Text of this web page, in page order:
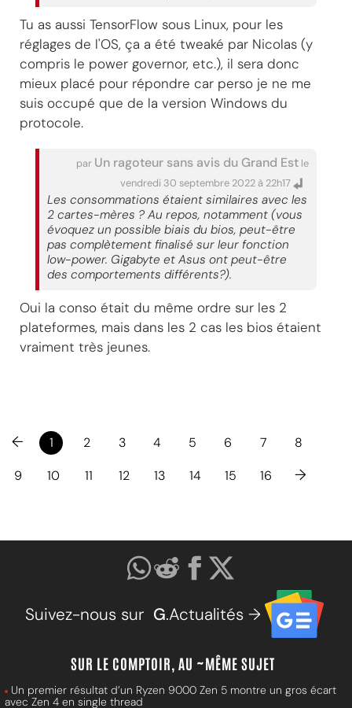
Tu as aussi TensorFlow sous Linux, pour les
réglages de l'OS, ça a été tweaké par Nicolas (y
compris le power governor, etc.), il sera donc
mieux placé pour répondre car perso je ne me
suis occupé que de la version Windows du
protocole.
par Un ragoteur sans avis du Grand Est le
vendredi 30 septembre 2022 à 22h17
Les consommations étaient similaires avec les
2 cartes-mères ? Au repos, notamment (vous
évoquez un possible biais du bios, peut-être
pas complètement finalisé sur leur fonction
low-power. Gigabyte et Asus ont peut-être
des comportements différents?).
Oui la conso était du même ordre sur les 2
plateformes, mais dans les 2 cas les bios étaient
vraiment très jeunes.
← 1 2 3 4 5 6 7
8
9
10 11 12 13 14 15 16 →
Suivez-nous sur G.Actualités →
SUR LE COMPTOIR, AU ~MÊME SUJET
Un premier résultat d’un Ryzen 9000 Zen 5 montre un gros écart
avec Zen 4 en single thread